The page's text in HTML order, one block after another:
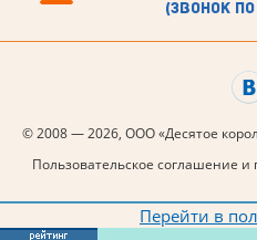
(звонок
© 2008 — 2026, ООО «Десятое
Пользовательское соглашение
Перейти в